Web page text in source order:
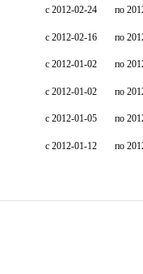
c 2012-02-24 по
c 2012-02-16 по
c 2012-01-02 по
c 2012-01-02 по
c 2012-01-05 по
c 2012-01-12 по